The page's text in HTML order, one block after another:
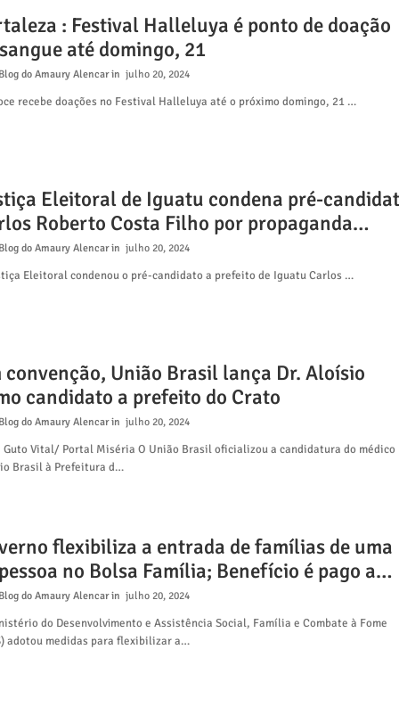
: Festival Halleluya é ponto de doação
até domingo, 21
Blog do Amaury Alencar julho 20, 2024
recebe doações no Festival Halleluya até o próximo domingo, 21 …
Eleitoral de Iguatu condena pré-
Roberto Costa Filho por propaganda
Blog do Amaury Alencar julho 20, 2024
Eleitoral condenou o pré-candidato a prefeito de Iguatu Carlos …
convenção, União Brasil lança Dr. Aloísio
candidato a prefeito do Crato
Blog do Amaury Alencar julho 20, 2024
Guto Vital/ Portal Miséria O União Brasil oficializou a candidatura do médico
Brasil à Prefeitura d…
flexibiliza a entrada de famílias de uma
no Bolsa Família; Benefício é pago a
de 20 milhões de pessoas
Blog do Amaury Alencar julho 20, 2024
do Desenvolvimento e Assistência Social, Família e Combate à Fome
adotou medidas para flexibilizar a…